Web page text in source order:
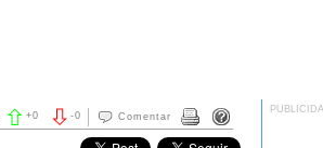
Comentar
-0
+0